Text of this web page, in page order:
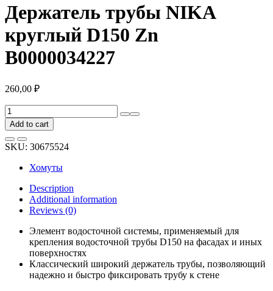
Держатель трубы NIKA
круглый D150 Zn
В0000034227
260,00 ₽
Держатель
трубы
NIKA
круглый
D150
В0000034227
quantity
Add to cart
SKU: 30675524
Хомуты
Description
Additional information
Reviews (0)
Элемент водосточной системы, применяемый для
крепления водосточной трубы D150 на фасадах и иных
поверхностях
Классический широкий держатель трубы, позволяющий
надежно и быстро фиксировать трубу к стене